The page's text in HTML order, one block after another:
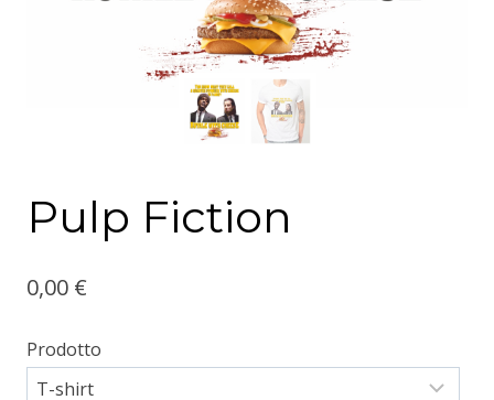
Pulp Fiction
0,00 €
Prodotto